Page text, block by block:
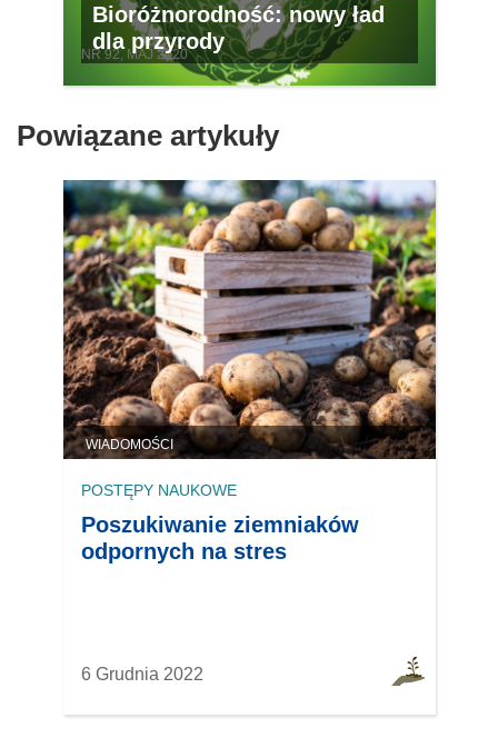
Bioróżnorodność: nowy ład
dla przyrody
NR 92, MAJ 2020
Powiązane artykuły
WIADOMOŚCI
POSTĘPY NAUKOWE
Poszukiwanie ziemniaków
odpornych na stres
6 Grudnia 2022